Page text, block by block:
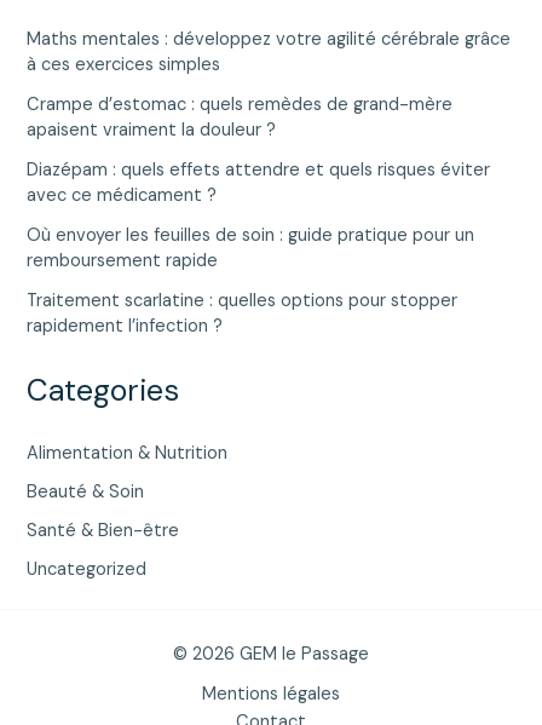
Maths mentales : développez votre agilité cérébrale grâce
à ces exercices simples
Crampe d’estomac : quels remèdes de grand-mère
apaisent vraiment la douleur ?
Diazépam : quels effets attendre et quels risques éviter
avec ce médicament ?
Où envoyer les feuilles de soin : guide pratique pour un
remboursement rapide
Traitement scarlatine : quelles options pour stopper
rapidement l’infection ?
Categories
Alimentation & Nutrition
Beauté & Soin
Santé & Bien-être
Uncategorized
© 2026 GEM le Passage
Mentions légales